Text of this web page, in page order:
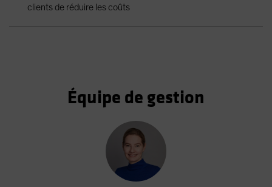
clients de réduire les coûts
Équipe de gestion